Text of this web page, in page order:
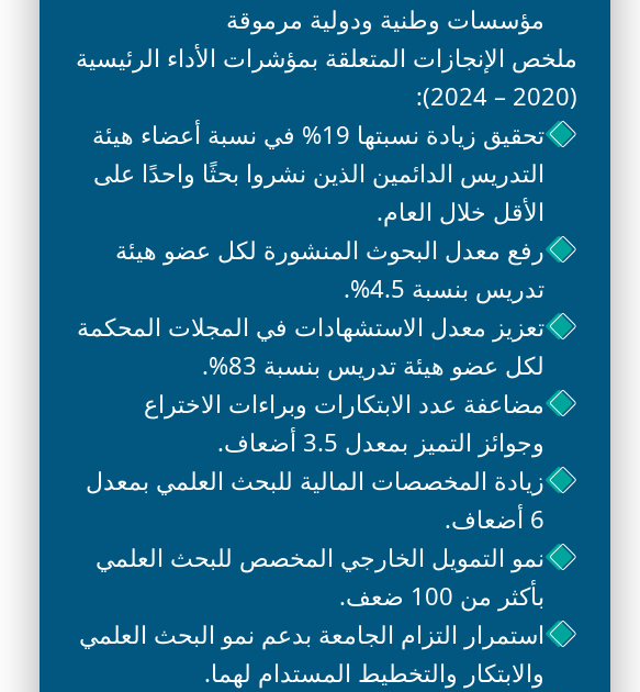
مؤسسات وطنية ودولية مرموقة ​
ملخص الإنجازات المتعلقة بمؤشرات الأداء الرئيسية
(2020 – 2024):
تحقيق زيادة نسبتها 19% في نسبة أعضاء هيئة
التدريس الدائمين الذين نشروا بحثًا واحدًا على
الأقل خلال العام. ​
رفع معدل البحوث المنشورة لكل عضو هيئة
تدريس بنسبة 4.5%.
تعزيز معدل الاستشهادات في المجلات المحكمة
لكل عضو هيئة تدريس بنسبة 83%. ​
مضاعفة عدد الابتكارات وبراءات الاختراع
وجوائز التميز بمعدل 3.5 أضعاف. ​ ​
زيادة المخصصات المالية للبحث العلمي بمعدل
6 أضعاف. ​
نمو التمويل الخارجي المخصص للبحث العلمي
بأكثر من 100 ضعف.
استمرار التزام الجامعة بدعم نمو البحث العلمي
والابتكار والتخطيط المستدام لهما.